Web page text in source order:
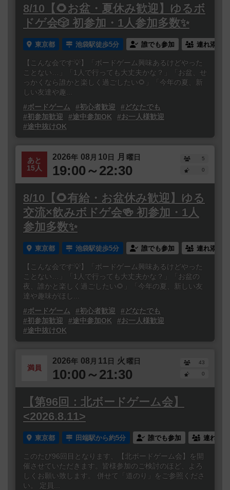
8/10【🌻お盆・夏休み歓迎】ゆるボ
ドゲ会🎲 初参加・1人参加多数✨
東京都 池袋駅徒歩5分 誰でも参加 連れ添い
【こんな会です💡】「ボードゲーム興味あるけどやった
ことない…」「1人で行っても大丈夫かな？」「お盆、せ
っかくなら誰かと楽しく過ごしたい🌻」「今年の夏、新
しい友達や趣...
#ボードゲーム
#初心者歓迎
#どなたでも
#初参加歓迎
#途中参加OK
#お一人様歓迎
#途中抜けOK
あと
15人
2026年 08 月 10日 月 曜日
19:00～22:30
5
0
8/10【🌻有給・お盆休み歓迎】ゆる
交流×飲みボドゲ会🍻 初参加・1人
参加多数✨
東京都 池袋駅徒歩5分 誰でも参加 連れ添い
【こんな会です💡】「ボードゲーム興味あるけどやった
ことない…」「1人で行っても大丈夫かな？」「お盆の
夜、誰かと楽しく過ごしたい🌻」「今年の夏、新しい友
達や趣味がほし...
#ボードゲーム
#初心者歓迎
#どなたでも
#初参加歓迎
#途中参加OK
#お一人様歓迎
#途中抜けOK
満員
2026年 08 月 11日 火 曜日
10:00～21:30
43
0
【第96回：北ボードゲーム会】
<2026.8.11>
東京都 田端駅から約5分 誰でも参加 連れ添
このたび96回目となります、【北ボードゲーム会】を開
催させていただきます。皆様参加のご検討のほど、よろ
しくお願い致します。 併せて「道のり」をご参照くださ
い。 定員...